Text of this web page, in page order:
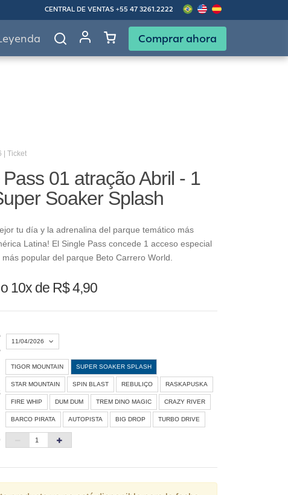
CENTRAL DE VENTAS +55 47 3261.2222
Comprar ahora
| Ticket
01 atração Abril - 1
Soaker Splash
tu día y la adrenalina del parque temático más
Latina! El Single Pass concede 1 acceso especial
popular del parque Beto Carrero World.
10x de R$ 4,90
11/04/2026
« Agosto 2026 »
D S Q Q S S
1
24 27 28 29
TIGOR MOUNTAIN SUPER SOAKER SPLASH
STAR MOUNTAIN SPIN BLAST REBULIÇO RASKAPUSKA
FIRE WHIP DUM DUM TREM DINO MAGIC CRAZY RIVER
BARCO PIRATA AUTOPISTA BIG DROP TURBO DRIVE